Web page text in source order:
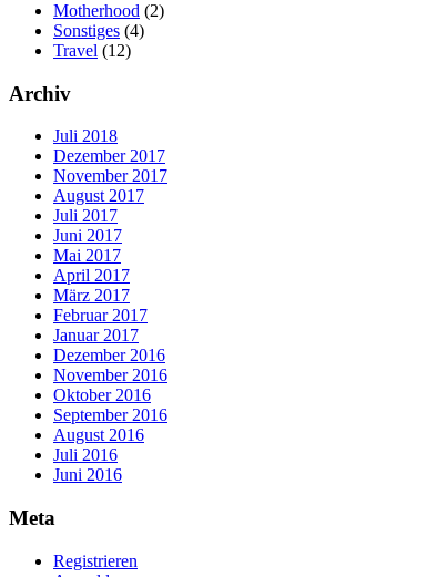
Motherhood (2)
Sonstiges (4)
Travel (12)
Archiv
Juli 2018
Dezember 2017
November 2017
August 2017
Juli 2017
Juni 2017
Mai 2017
April 2017
März 2017
Februar 2017
Januar 2017
Dezember 2016
November 2016
Oktober 2016
September 2016
August 2016
Juli 2016
Juni 2016
Meta
Registrieren